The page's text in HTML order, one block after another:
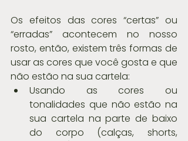
Os efeitos das cores “certas” ou
“erradas” acontecem no nosso
rosto, então, existem três formas de
usar as cores que você gosta e que
não estão na sua cartela:
Usando as cores ou
tonalidades que não estão na
sua cartela na parte de baixo
do corpo (calças, shorts,